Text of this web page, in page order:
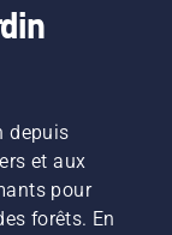
depuis
et aux
pour
forêts. En